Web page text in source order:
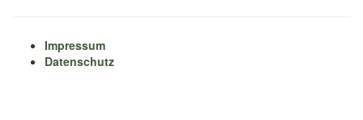
Impressum
Datenschutz